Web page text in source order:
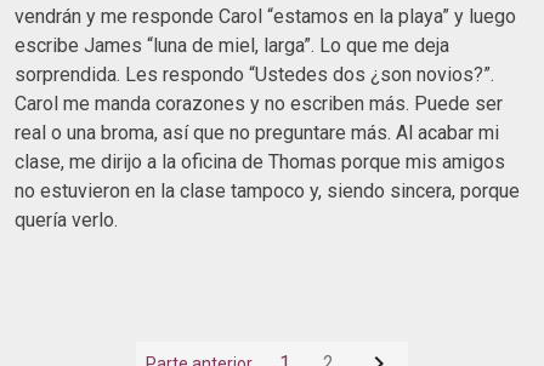
vendrán y me responde Carol “estamos en la playa” y luego
escribe James “luna de miel, larga”. Lo que me deja
sorprendida. Les respondo “Ustedes dos ¿son novios?”.
Carol me manda corazones y no escriben más. Puede ser
real o una broma, así que no preguntare más. Al acabar mi
clase, me dirijo a la oficina de Thomas porque mis amigos
no estuvieron en la clase tampoco y, siendo sincera, porque
quería verlo.